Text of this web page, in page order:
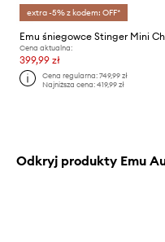
extra -5% z kodem: OFF*
Emu śniegowce Stinger Mini
Cena aktualna:
399,99 zł
Cena regularna:749,99 zł
Najniższa cena:419,99 zł
Odkryj produkty Emu